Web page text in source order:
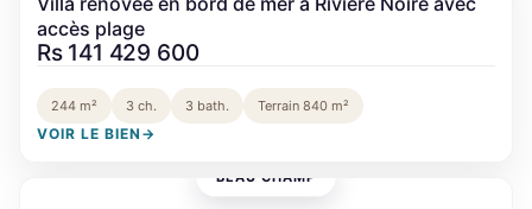
accès plage
Rs 141 429 600
244 m² 3 ch. 3 bath. Terrain 840 m²
VOIR LE BIEN →
BEAU CHAMP